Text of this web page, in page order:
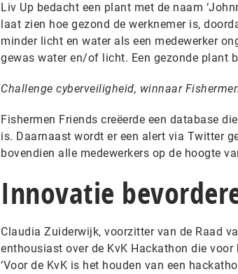
Liv Up bedacht een plant met de naam
laat zien hoe gezond de werknemer is,
minder licht en water als een medewerker
gewas water en/of licht. Een gezonde plant
Challenge cyberveiligheid, winnaar
Fishermen Friends creëerde een database
is. Daarnaast wordt er een alert via Twitter
bovendien alle medewerkers op de hoogte
Innovatie
Claudia Zuiderwijk, voorzitter van de Raad
enthousiast over de KvK Hackathon die
‘Voor de KvK is het houden van een